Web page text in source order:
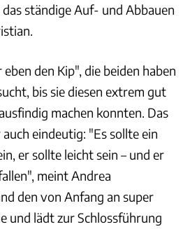
ständige Auf- und Abbauen
den Kip", die beiden haben
bis sie diesen extrem gut
machen konnten. Das
eindeutig: "Es sollte ein
er sollte leicht sein – und er
meint Andrea
den von Anfang an super
und lädt zur Schlossführung